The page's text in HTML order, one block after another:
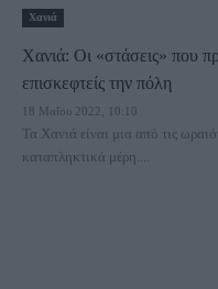
Χανιά
Χανιά: Οι «στάσεις» που
επισκεφτείς την πόλη
18 Μαΐου 2022, 10:10
Τα Χανιά είναι μια από τις
καταπληκτικά μέρη....